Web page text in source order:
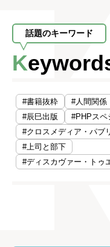
話題のキーワード
#書籍抜粋 #人間関係
#辰巳出版
#PHPスペ
#クロスメディア・パブ
#上司と部下
#ディスカヴァー・トゥ